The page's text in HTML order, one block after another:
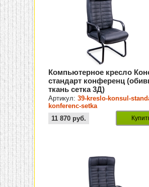
Компьютерное кресло
стандарт конференц
ткань сетка 3Д)
Артикул:39-kreslo-konsul-
konferenc-setka
11 870 руб.